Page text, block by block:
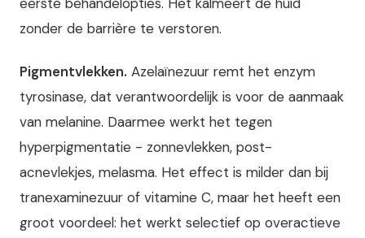
zonder de barrière te verstoren.
Pigmentvlekken. Azelaïnezuur remt het enzym
tyrosinase, dat verantwoordelijk is voor de aanmaak
van melanine. Daarmee werkt het tegen
hyperpigmentatie - zonnevlekken, post-
acnevlekjes, melasma. Het effect is milder dan bij
tranexaminezuur of vitamine C, maar het heeft een
groot voordeel: het werkt selectief op overactieve